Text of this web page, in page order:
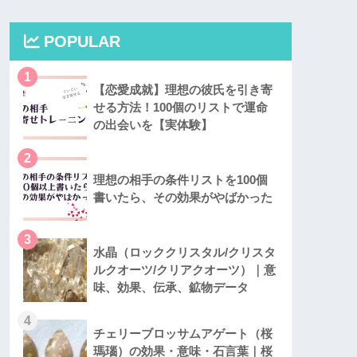
POPULAR
1
【恋愛成就】理想の彼氏を引き寄
せる方法！100個のリストで運命
の出会いを【実体験】
2
理想の相手の条件リストを100個
書いたら、その効果がやばかった
3
水晶（ロッククリスタル/クリスタ
ルクオーツ/クリアクオーツ）｜意
味、効果、伝承、鉱物データ
4
チェリーブロッサムアゲート（桜
瑪瑙）の効果・意味・石言葉｜桜